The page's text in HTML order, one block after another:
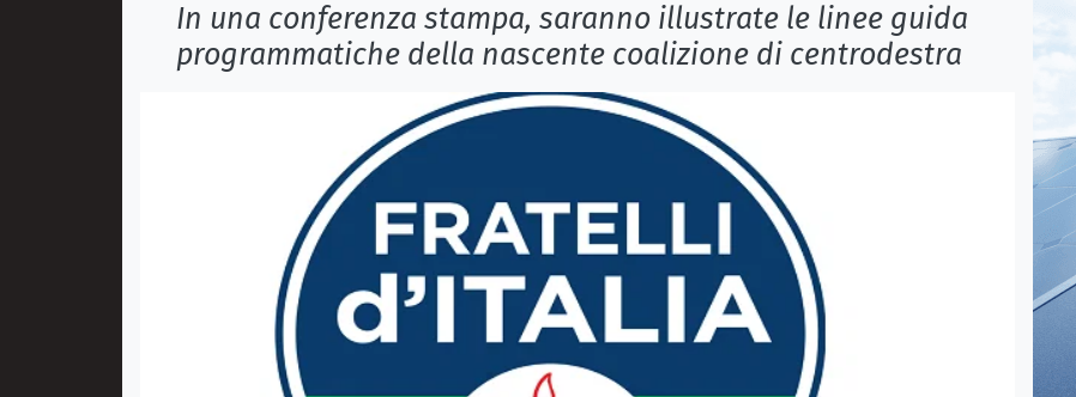
In una conferenza stampa, saranno illustrate le linee guida
programmatiche della nascente coalizione di centrodestra